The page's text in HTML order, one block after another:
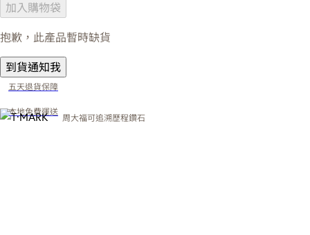
加入購物袋
抱歉，此產品暫時缺貨
到貨通知我
五天退貨保障
本地免費運送
周大福可追溯歷程鑽石